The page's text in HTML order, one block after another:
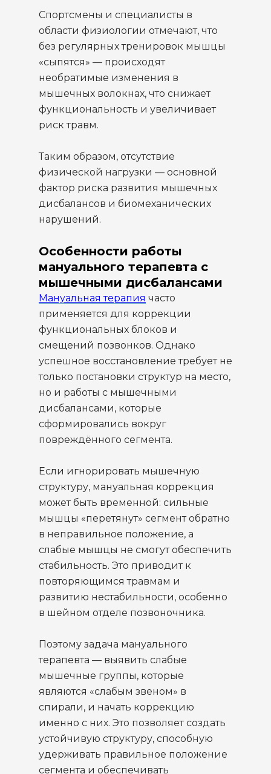
Спортсмены и специалисты в
области физиологии отмечают, что
без регулярных тренировок мышцы
«сыпятся» — происходят
необратимые изменения в
мышечных волокнах, что снижает
функциональность и увеличивает
риск травм.
Таким образом, отсутствие
физической нагрузки — основной
фактор риска развития мышечных
дисбалансов и биомеханических
нарушений.
Особенности работы
мануального терапевта с
мышечными дисбалансами
Мануальная терапия часто
применяется для коррекции
функциональных блоков и
смещений позвонков. Однако
успешное восстановление требует не
только постановки структур на место,
но и работы с мышечными
дисбалансами, которые
сформировались вокруг
повреждённого сегмента.
Если игнорировать мышечную
структуру, мануальная коррекция
может быть временной: сильные
мышцы «перетянут» сегмент обратно
в неправильное положение, а
слабые мышцы не смогут обеспечить
стабильность. Это приводит к
повторяющимся травмам и
развитию нестабильности, особенно
в шейном отделе позвоночника.
Поэтому задача мануального
терапевта — выявить слабые
мышечные группы, которые
являются «слабым звеном» в
спирали, и начать коррекцию
именно с них. Это позволяет создать
устойчивую структуру, способную
удерживать правильное положение
сегмента и обеспечивать